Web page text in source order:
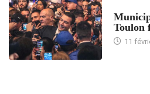
Toulon
11